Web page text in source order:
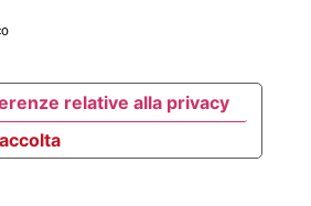
relative alla privacy